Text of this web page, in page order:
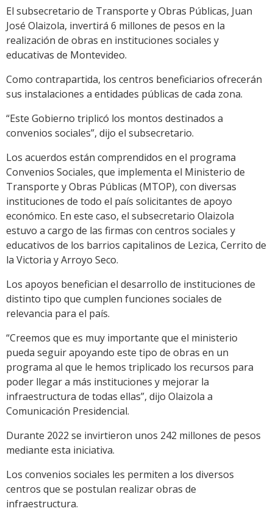
Link
El subsecretario de Transporte y Obras Públicas, Juan
José Olaizola, invertirá 6 millones de pesos en la
realización de obras en instituciones sociales y
educativas de Montevideo.
Como contrapartida, los centros beneficiarios ofrecerán
sus instalaciones a entidades públicas de cada zona.
“Este Gobierno triplicó los montos destinados a
convenios sociales”, dijo el subsecretario.
Los acuerdos están comprendidos en el programa
Convenios Sociales, que implementa el Ministerio de
Transporte y Obras Públicas (MTOP), con diversas
instituciones de todo el país solicitantes de apoyo
económico. En este caso, el subsecretario Olaizola
estuvo a cargo de las firmas con centros sociales y
educativos de los barrios capitalinos de Lezica, Cerrito de
la Victoria y Arroyo Seco.
Los apoyos benefician el desarrollo de instituciones de
distinto tipo que cumplen funciones sociales de
relevancia para el país.
“Creemos que es muy importante que el ministerio
pueda seguir apoyando este tipo de obras en un
programa al que le hemos triplicado los recursos para
poder llegar a más instituciones y mejorar la
infraestructura de todas ellas”, dijo Olaizola a
Comunicación Presidencial.
Durante 2022 se invirtieron unos 242 millones de pesos
mediante esta iniciativa.
Los convenios sociales les permiten a los diversos
centros que se postulan realizar obras de
infraestructura.